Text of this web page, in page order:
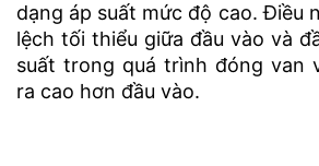
dạng áp suất mức độ cao. Điều
lệch tối thiểu giữa đầu vào và
suất trong quá trình đóng van
ra cao hơn đầu vào.